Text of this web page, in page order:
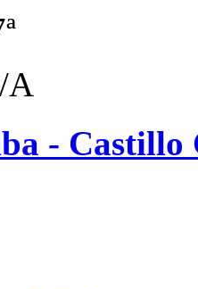
A
- Castillo